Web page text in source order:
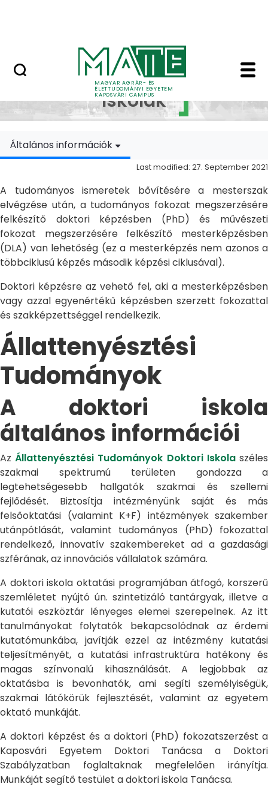
MAGYAR AGRÁR- ÉS
ÉLETTUDOMÁNYI EGYETEM
KAPOSVÁRI CAMPUS
Doktori Iskolák -
Doktori
Iskolák
Általános információk
Last modified: 27. September 2021
A tudományos ismeretek bővítésére a mesterszak
elvégzése után, a tudományos fokozat megszerzésére
felkészítő doktori képzésben (PhD) és művészeti
fokozat megszerzésére felkészítő mesterképzésben
(DLA) van lehetőség (ez a mesterképzés nem azonos a
többciklusú képzés második képzési ciklusával).
Doktori képzésre az vehető fel, aki a mesterképzésben
vagy azzal egyenértékű képzésben szerzett fokozattal
és szakképzettséggel rendelkezik.
Állattenyésztési
Tudományok
A doktori iskola
általános információi
AzÁllattenyésztési Tudományok Doktori Iskolaszéles
szakmai spektrumú területen gondozza a
legtehetségesebb hallgatók szakmai és szellemi
fejlődését. Biztosítja intézményünk saját és más
felsőoktatási (valamint K+F) intézmények szakember
utánpótlását, valamint tudományos (PhD) fokozattal
rendelkező, innovatív szakembereket ad a gazdasági
szférának, az innovációs vállalatok számára.
A doktori iskola oktatási programjában átfogó, korszerű
szemléletet nyújtó ún. szintetizáló tantárgyak, illetve a
kutatói eszköztár lényeges elemei szerepelnek. Az itt
tanulmányokat folytatók bekapcsolódnak az érdemi
kutatómunkába, javítják ezzel az intézmény kutatási
teljesítményét, a kutatási infrastruktúra hatékony és
magas színvonalú kihasználását. A legjobbak az
oktatásba is bevonhatók, ami segíti személyiségük,
szakmai látókörük fejlesztését, valamint az egyetem
oktató munkáját.
A doktori képzést és a doktori (PhD) fokozatszerzést a
Kaposvári Egyetem Doktori Tanácsa a Doktori
Szabályzatban foglaltaknak megfelelően irányítja.
Munkáját segítő testület a doktori iskola Tanácsa.